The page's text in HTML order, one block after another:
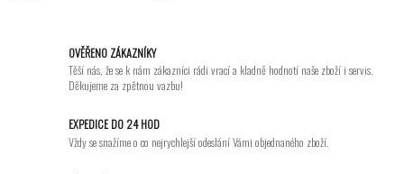
OVĚŘENO ZÁKAZNÍKY
Těší nás, že se k nám zákazníci rádi vrací a kladně hodnotí naše zboží i servis.
Děkujeme za zpětnou vazbu!
EXPEDICE DO 24 HOD
Vždy se snažíme o co nejrychlejší odeslání Vámi objednaného zboží.